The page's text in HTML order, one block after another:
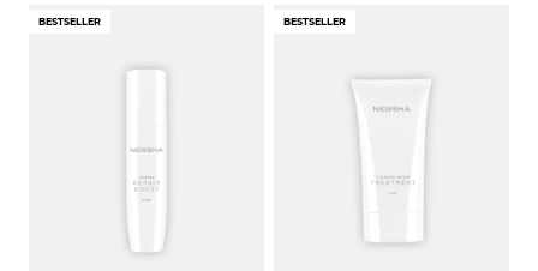
Reduziert Frizz
Definierend
Haarwachstumsfördernd
EFFEKT
Geschmeidigkeit
Maximale Haargesundheit
Leichtere Kämmbarkeit
Definition
Süß / Fruchtig
Blumig / Floral
Frisch / Zitrisch
Nein
BESTSELLER BESTSELLER